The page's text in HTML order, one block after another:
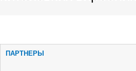
ПАРТНЕРЫ